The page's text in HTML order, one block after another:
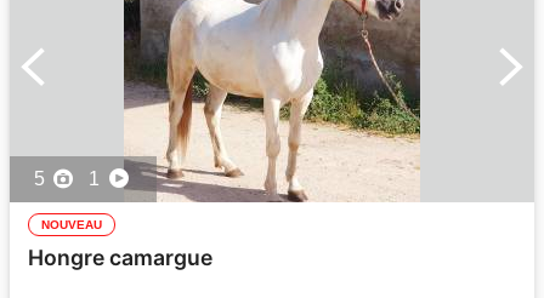
5 1
NOUVEAU
Hongre camargue